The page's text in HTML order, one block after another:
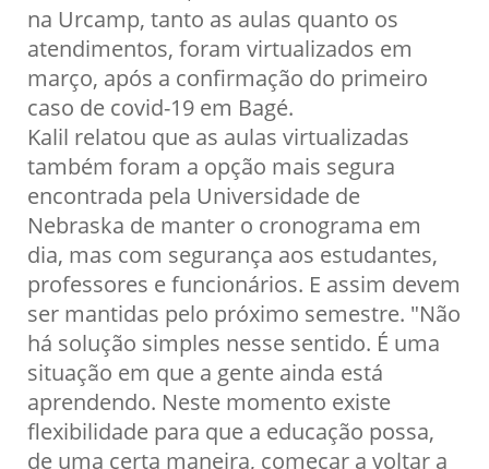
na Urcamp, tanto as aulas quanto os
atendimentos, foram virtualizados em
março, após a confirmação do primeiro
caso de covid-19 em Bagé.
Kalil relatou que as aulas virtualizadas
também foram a opção mais segura
encontrada pela Universidade de
Nebraska de manter o cronograma em
dia, mas com segurança aos estudantes,
professores e funcionários. E assim devem
ser mantidas pelo próximo semestre. "Não
há solução simples nesse sentido. É uma
situação em que a gente ainda está
aprendendo. Neste momento existe
flexibilidade para que a educação possa,
de uma certa maneira, começar a voltar a